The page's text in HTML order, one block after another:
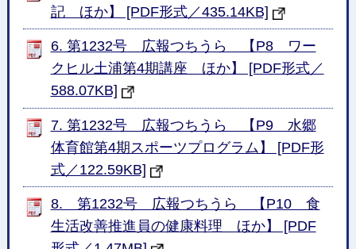
記 ほか】 [PDF形式／435.14KB]
6. 第1232号 広報つちうら 【P8 ワー
クヒル土浦第4期講座 ほか】 [PDF形式／
588.07KB]
7. 第1232号 広報つちうら 【P9 水郷
体育館第4期スポーツプログラム】 [PDF形
式／122.59KB]
8. 第1232号 広報つちうら 【P10 食
生活改善推進員の健康料理 ほか】 [PDF